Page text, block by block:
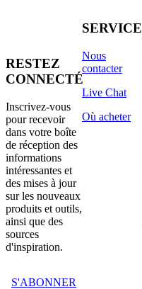
RESTEZ
CONNECTÉ
Inscrivez-vous
pour recevoir
dans votre boîte
de réception des
informations
intéressantes et
des mises à jour
sur les nouveaux
produits et outils,
ainsi que des
sources
d'inspiration.
S'ABONNER
SERVICE
Nous
contacter
Live Chat
Où acheter